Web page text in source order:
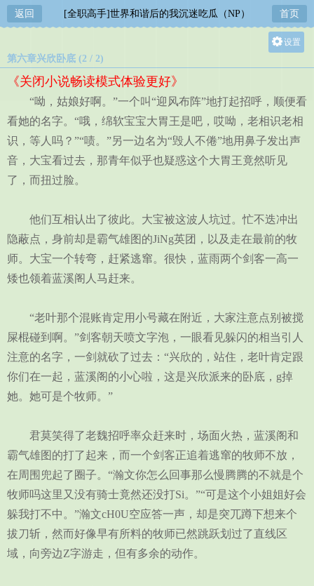
返回 [全职高手]世界和谐后的我沉迷吃瓜（NP） 首页
设置
中
小
第六章兴欣卧底 (2 / 2)
《关闭小说畅读模式体验更好》
“呦，姑娘好啊。”一个叫“迎风布阵”地打起招呼，顺便看
看她的名字。“哦，绵软宝宝大胃王是吧，哎呦，老相识老相
识，等人吗？”“啧。”另一边名为“毁人不倦”地用鼻子发出声
音，大宝看过去，那青年似乎也疑惑这个大胃王竟然听见
了，而扭过脸。
他们互相认出了彼此。大宝被这波人坑过。忙不迭冲出
隐蔽点，身前却是霸气雄图的JiNg英团，以及走在最前的牧
师。大宝一个转弯，赶紧逃窜。很快，蓝雨两个剑客一高一
矮也领着蓝溪阁人马赶来。
“老叶那个混账肯定用小号藏在附近，大家注意点别被搅
屎棍碰到啊。”剑客朝天喷文字泡，一眼看见躲闪的相当引人
注意的名字，一剑就砍了过去：“兴欣的，站住，老叶肯定跟
你们在一起，蓝溪阁的小心啦，这是兴欣派来的卧底，g掉
她。她可是个牧师。”
君莫笑得了老魏招呼率众赶来时，场面火热，蓝溪阁和
霸气雄图的打了起来，而一个剑客正追着逃窜的牧师不放，
在周围兜起了圈子。“瀚文你怎么回事那么慢腾腾的不就是个
牧师吗这里又没有骑士竟然还没打Si。”“可是这个小姐姐好会
躲我打不中。”瀚文cH0U空应答一声，却是突兀蹲下想来个
拔刀斩，然而好像早有所料的牧师已然跳跃划过了直线区
域，向旁边Z字游走，但有多余的动作。